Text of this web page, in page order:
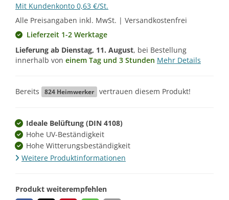
Mit Kundenkonto 0,63 €/St.
Alle Preisangaben inkl. MwSt. | Versandkostenfrei
Lieferzeit 1-2 Werktage
Lieferung ab Dienstag, 11. August, bei Bestellung
innerhalb von einem Tag und 3 Stunden Mehr Details
Bereits 824 Heimwerker vertrauen diesem Produkt!
Ideale Belüftung (DIN 4108)
Hohe UV-Beständigkeit
Hohe Witterungsbeständigkeit
Weitere Produktinformationen
Produkt weiterempfehlen